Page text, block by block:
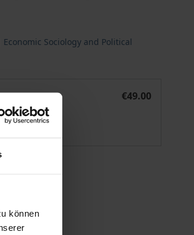
können
Sociology and Political
€49.00
9292-2